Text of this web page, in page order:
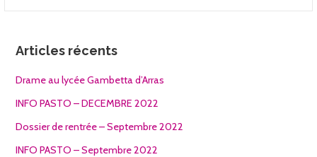
Articles récents
Drame au lycée Gambetta d’Arras
INFO PASTO – DECEMBRE 2022
Dossier de rentrée – Septembre 2022
INFO PASTO – Septembre 2022